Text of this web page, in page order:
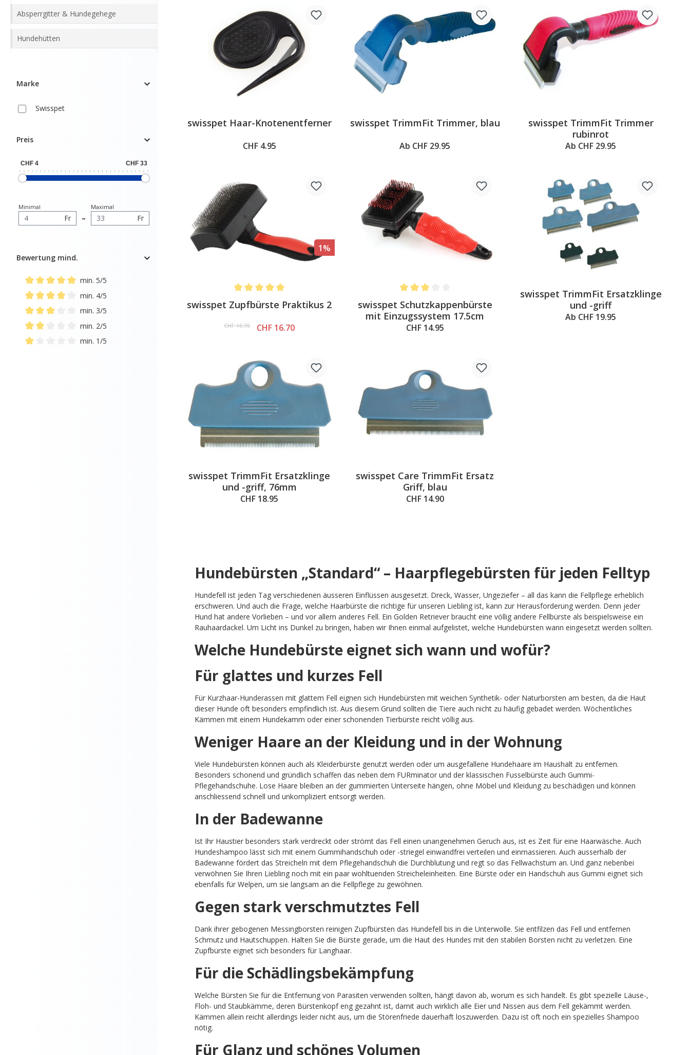
Absperrgitter & Hundegehege
Hundehütten
Marke
Swisspet
Preis
Minimal
Fr –
Maximal
Fr
Bewertung mind.
Add filter: Minimum rating of 5 out of 5 stars
min. 5/5
Add filter: Minimum rating of 4 out of 5 stars
min. 4/5
Add filter: Minimum rating of 3 out of 5 stars
min. 3/5
Add filter: Minimum rating of 2 out of 5 stars
min. 2/5
min. 1/5
swisspet Haar-Knotenentferner
CHF 4.95
swisspet TrimmFit Trimmer, blau
Ab CHF 29.95
swisspet TrimmFit Trimmer
rubinrot
Ab CHF 29.95
1%
Average rating of 5 out of 5 stars
swisspet Zupfbürste Praktikus 2
CHF 16.95 CHF 16.70
Average rating of 3 out of 5 stars
swisspet Schutzkappenbürste
mit Einzugssystem 17.5cm
CHF 14.95
swisspet TrimmFit Ersatzklinge
und -griff
Ab CHF 19.95
swisspet TrimmFit Ersatzklinge
und -griff, 76mm
CHF 18.95
swisspet Care TrimmFit Ersatz
Griff, blau
CHF 14.90
Hundebürsten „Standard“ – Haarpflegebürsten für jeden Felltyp
Hundefell ist jeden Tag verschiedenen äusseren Einflüssen ausgesetzt. Dreck, Wasser, Ungeziefer – all das kann die Fellpflege erheblich
erschweren. Und auch die Frage, welche Haarbürste die richtige für unseren Liebling ist, kann zur Herausforderung werden. Denn jeder
Hund hat andere Vorlieben – und vor allem anderes Fell. Ein Golden Retriever braucht eine völlig andere Fellbürste als beispielsweise ein
Rauhaardackel. Um Licht ins Dunkel zu bringen, haben wir Ihnen einmal aufgelistet, welche Hundebürsten wann eingesetzt werden sollten.
Welche Hundebürste eignet sich wann und wofür?
Für glattes und kurzes Fell
Für Kurzhaar-Hunderassen mit glattem Fell eignen sich Hundebürsten mit weichen Synthetik- oder Naturborsten am besten, da die Haut
dieser Hunde oft besonders empfindlich ist. Aus diesem Grund sollten die Tiere auch nicht zu häufig gebadet werden. Wöchentliches
Kämmen mit einem Hundekamm oder einer schonenden Tierbürste reicht völlig aus.
Weniger Haare an der Kleidung und in der Wohnung
Viele Hundebürsten können auch als Kleiderbürste genutzt werden oder um ausgefallene Hundehaare im Haushalt zu entfernen.
Besonders schonend und gründlich schaffen das neben dem FURminator und der klassischen Fusselbürste auch Gummi-
Pflegehandschuhe. Lose Haare bleiben an der gummierten Unterseite hängen, ohne Möbel und Kleidung zu beschädigen und können
anschliessend schnell und unkompliziert entsorgt werden.
In der Badewanne
Ist Ihr Haustier besonders stark verdreckt oder strömt das Fell einen unangenehmen Geruch aus, ist es Zeit für eine Haarwäsche. Auch
Hundeshampoo lässt sich mit einem Gummihandschuh oder -striegel einwandfrei verteilen und einmassieren. Auch ausserhalb der
Badewanne fördert das Streicheln mit dem Pflegehandschuh die Durchblutung und regt so das Fellwachstum an. Und ganz nebenbei
verwöhnen Sie Ihren Liebling noch mit ein paar wohltuenden Streicheleinheiten. Eine Bürste oder ein Handschuh aus Gummi eignet sich
ebenfalls für Welpen, um sie langsam an die Fellpflege zu gewöhnen.
Gegen stark verschmutztes Fell
Dank ihrer gebogenen Messingborsten reinigen Zupfbürsten das Hundefell bis in die Unterwolle. Sie entfilzen das Fell und entfernen
Schmutz und Hautschuppen. Halten Sie die Bürste gerade, um die Haut des Hundes mit den stabilen Borsten nicht zu verletzen. Eine
Zupfbürste eignet sich besonders für Langhaar.
Für die Schädlingsbekämpfung
Welche Bürsten Sie für die Entfernung von Parasiten verwenden sollten, hängt davon ab, worum es sich handelt. Es gibt spezielle Läuse-,
Floh- und Staubkämme, deren Bürstenkopf eng gezahnt ist, damit auch wirklich alle Eier und Nissen aus dem Fell gekämmt werden.
Kämmen allein reicht allerdings leider nicht aus, um die Störenfriede dauerhaft loszuwerden. Dazu ist oft noch ein spezielles Shampoo
nötig.
Für Glanz und schönes Volumen